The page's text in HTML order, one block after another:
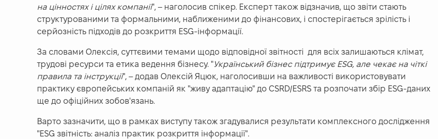
на цінностях і цілях компанії", – наголосив спікер. Експерт також відзначив, що звіти стають
структурованими та формальними, наближеними до фінансових, і спостерігається зрілість і
серйозність підходів до розкриття ESG-інформації.
За словами Олексія, суттєвими темами щодо відповідної звітності для всіх залишаються клімат,
трудові ресурси та етика ведення бізнесу. "Український бізнес підтримує ESG, але чекає на чіткі
правила та інструкції", – додав Олексій Яцюк, наголосивши на важливості використовувати
практику європейських компаній як "живу адаптацію" до CSRD/ESRS та розпочати збір ESG-даних
ще до офіційних зобов'язань.
Варто зазначити, що в рамках виступу також згадувалися результати комплексного дослідження
"ESG звітність: аналіз практик розкриття інформації".